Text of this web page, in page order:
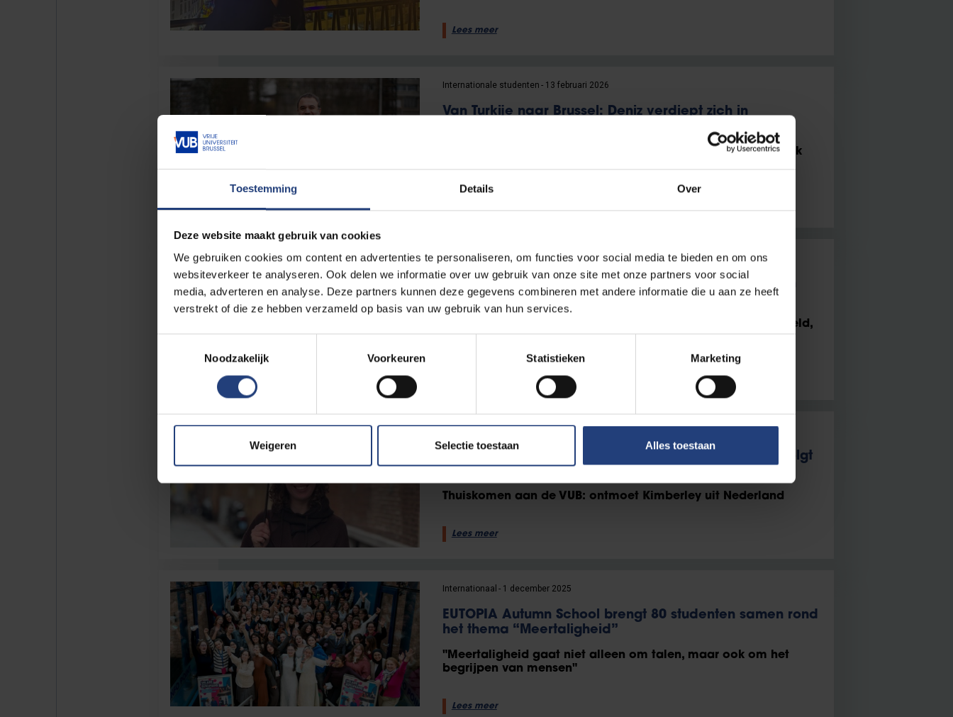
Toestemming Details Over
Deze website maakt gebruik van cookies
We gebruiken cookies om content en advertenties te personaliseren, om functies voor social media te bieden en om ons
websiteverkeer te analyseren. Ook delen we informatie over uw gebruik van onze site met onze partners voor social
media, adverteren en analyse. Deze partners kunnen deze gegevens combineren met andere informatie die u aan ze heeft
verstrekt of die ze hebben verzameld op basis van uw gebruik van hun services.
Noodzakelijk
Voorkeuren Statistieken Marketing
Weigeren Selectie toestaan Alles toestaan
Lees meer
Internationale studenten 13 februari 2026
Van Turkije naar Brussel: Deniz verdiept zich in
Thuiskomen aan de VUB: maak kennis met Deniz Dag uit Uşak
Internationale studenten 16 januari 2026
Van Bielefeld naar Brussel: Dorothea verkent talen en
culturen aan de VUB
Thuiskomen aan de VUB: ontmoet Dorothea Regier uit Bielefeld,
Duitsland
15 december 2025
Van Oegstgeest naar Brussel: Kimberley Schippers volgt
een Educational Sciences master
Thuiskomen aan de VUB: ontmoet Kimberley uit Nederland
Lees meer
Internationaal 1 december 2025
EUTOPIA Autumn School brengt 80 studenten samen rond
het thema “Meertaligheid”
"Meertaligheid gaat niet alleen om talen, maar ook om het
begrijpen van mensen"
Lees meer